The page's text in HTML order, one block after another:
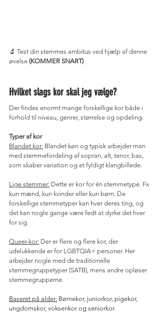
🔬 Test din stemmes ambitus ved hjælp af denne
øvelse (KOMMER SNART)
Hvilket slags kor skal jeg vælge?
Der findes enormt mange forskellige kor både i
forhold til niveau, genrer, størrelse og opdeling.
Typer af kor
Blandet kor: Blandet køn og typisk arbejder man
med stemmefordeling af sopran, alt, tenor, bas,
som skaber variation og et fyldigt klangbillede.
Lige stemmer: Dette er kor for én stemmetype. Fx
kun mænd, kun kvinder eller kun børn. De
forskellige stemmetyper kan hver deres ting, og
det kan nogle gange være fedt at dyrke det hver
for sig.
Queer-kor: Der er flere og flere kor, der
udelukkende er for LGBTQIA+ personer. Her
arbejder nogle med de traditionelle
stemmegruppetyper (SATB), mens andre opløser
stemmegrupperne.
Baseret på alder: Børnekor, juniorkor, pigekor,
ungdomskor, voksenkor og seniorkor.